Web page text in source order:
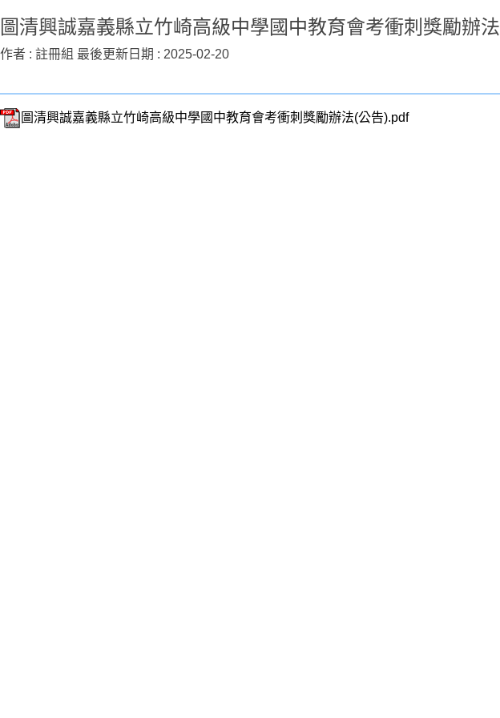
圖清興誠嘉義縣立竹崎高級中學國中教育會考衝刺獎勵辦法
作者 : 註冊組 最後更新日期 : 2025-02-20
圖清興誠嘉義縣立竹崎高級中學國中教育會考衝刺獎勵辦法(公告).pdf